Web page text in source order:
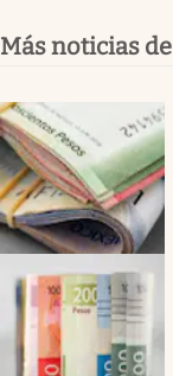
Más noticias de